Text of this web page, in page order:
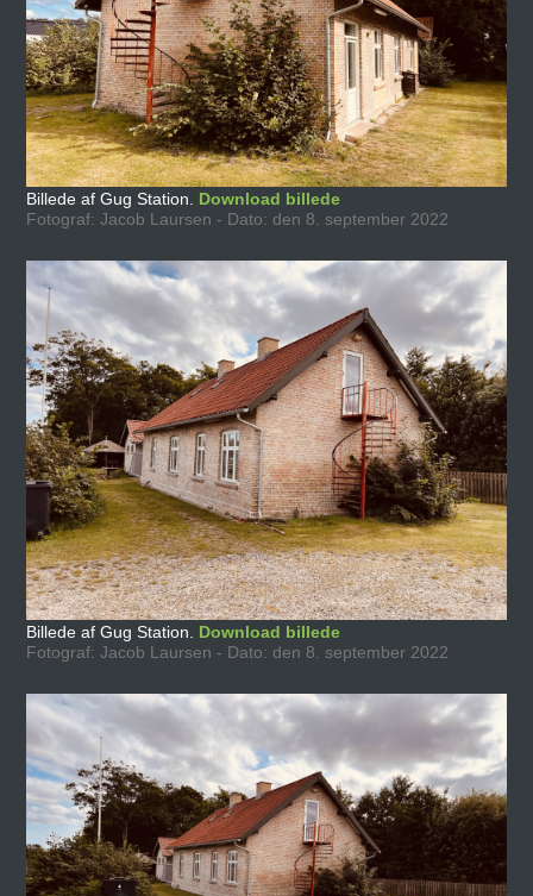
Billede af Gug Station. Download billede
Fotograf: Jacob Laursen - Dato: den 8. september 2022
Billede af Gug Station. Download billede
Fotograf: Jacob Laursen - Dato: den 8. september 2022